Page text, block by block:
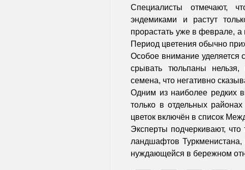
Специалисты отмечают,
эндемиками и растут
прорастать уже в феврале,
Период цветения обычно
Особое внимание уделяется
срывать тюльпаны нельзя,
семена, что негативно
Одним из наиболее редких
только в отдельных
цветок включён в список
Эксперты подчеркивают,
ландшафтов
нуждающейся в бережном